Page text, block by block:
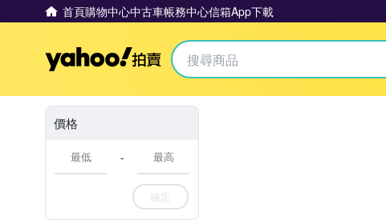
首頁購物中心中古車帳務中心信箱App下載
Yahoo拍賣
價格
-
確定